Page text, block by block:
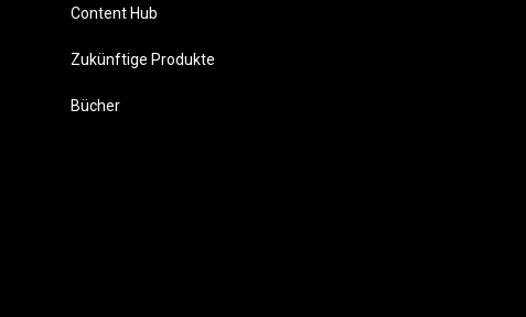
Content Hub
Zukünftige Produkte
Bücher